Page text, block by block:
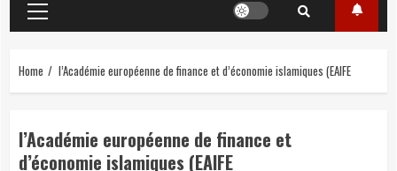
Primary
Menu
Home l’Académie européenne de finance et d’économie islamiques (EAIFE
l’Académie européenne de finance et
d’économie islamiques (EAIFE